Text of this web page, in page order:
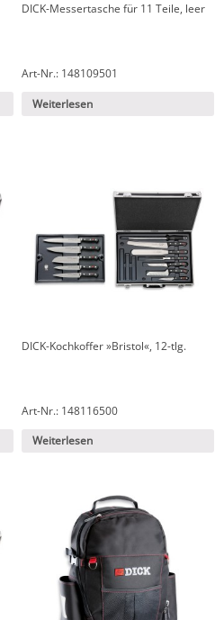
DICK-Messertasche für 11 Teile, leer
Art-Nr.: 148109501
Weiterlesen
DICK-Kochkoffer »Bristol«, 12-tlg.
Art-Nr.: 148116500
Weiterlesen